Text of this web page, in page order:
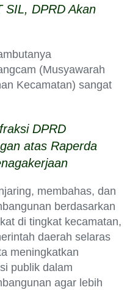
SIL, DPRD Akan
(Musyawarah
Kecamatan) sangat
DPRD
atas Raperda
membahas, dan
berdasarkan
di tingkat kecamatan,
daerah selaras
meningkatkan
publik dalam
agar lebih